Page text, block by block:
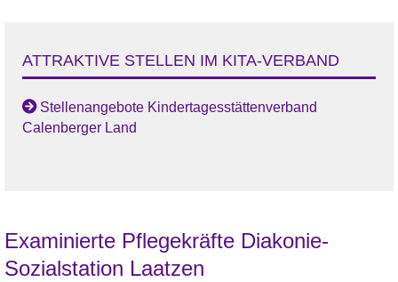
ATTRAKTIVE STELLEN IM KITA-VERBAND
Stellenangebote Kindertagesstättenverband
Calenberger Land
Examinierte Pflegekräfte Diakonie-
Sozialstation Laatzen